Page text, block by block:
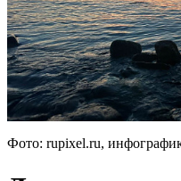
Фото: rupixel.ru,